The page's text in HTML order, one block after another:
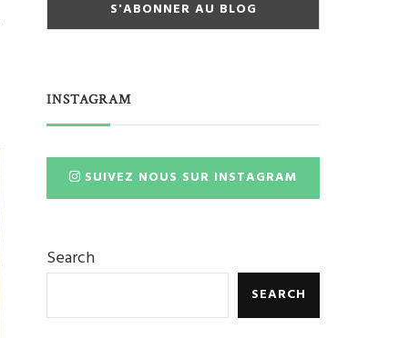
INSTAGRAM
SUIVEZ NOUS SUR INSTAGRAM
Search
SEARCH